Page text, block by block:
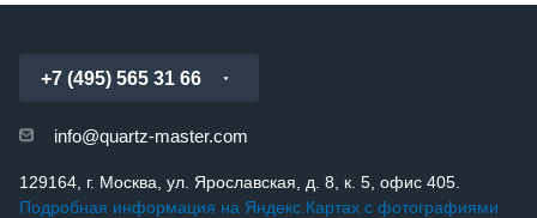
+7 (495) 565 31 66
info@quartz-master.com
129164, г. Москва, ул. Ярославская, д. 8, к. 5, офис 405.
Подробная информация на Яндекс.Картах с фотографиями